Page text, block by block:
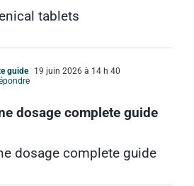
tablets
guide
19 juin 2026 à 14 h 40
dosage complete guide
dosage complete guide